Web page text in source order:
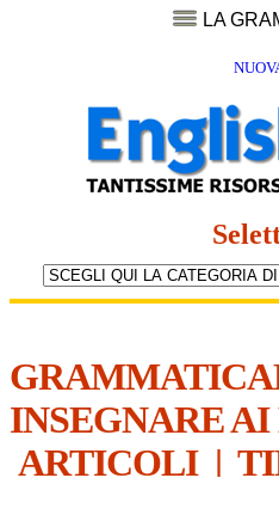
LA
INSEGNARE
ARTICOLI|